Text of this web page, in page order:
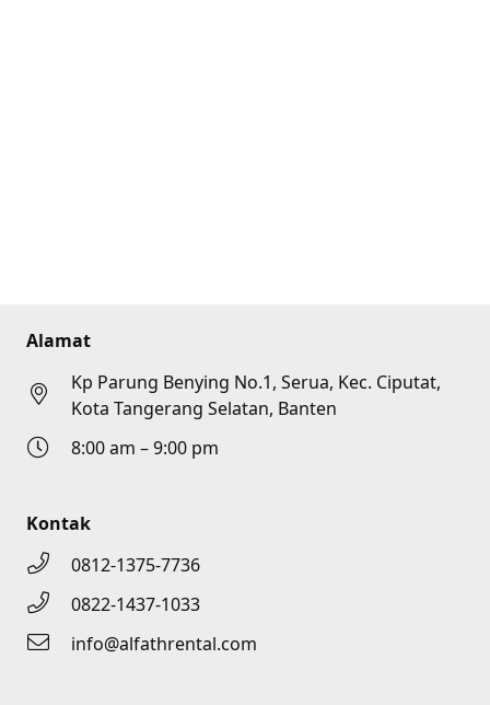
Alamat
Kp Parung Benying No.1, Serua, Kec. Ciputat,
Kota Tangerang Selatan, Banten
8:00 am – 9:00 pm
Kontak
0812-1375-7736
0822-1437-1033
info@alfathrental.com